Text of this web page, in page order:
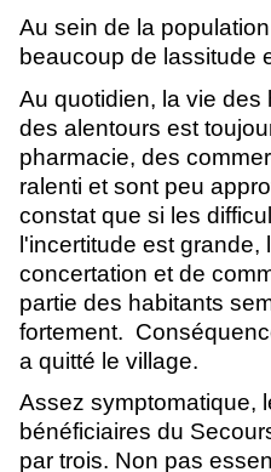
Au sein de la
beaucoup de lassitude
Au quotidien, la vie des
des alentours est
pharmacie, des
ralenti et sont peu
constat que si les
l'incertitude est grande,
concertation et de
partie des habitants
fortement.
a quitté le village.
Assez symptomatique,
bénéficiaires du
par trois. Non pas